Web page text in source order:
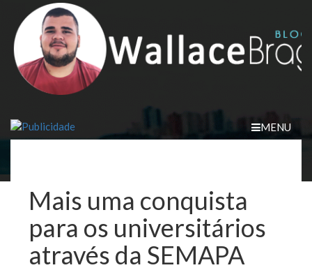
content
MENU
Mais uma conquista
para os universitários
através da SEMAPA